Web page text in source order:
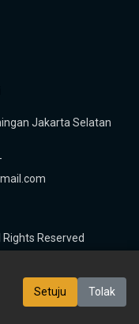
Jakarta Selatan
Rights Reserved
Setuju Tolak